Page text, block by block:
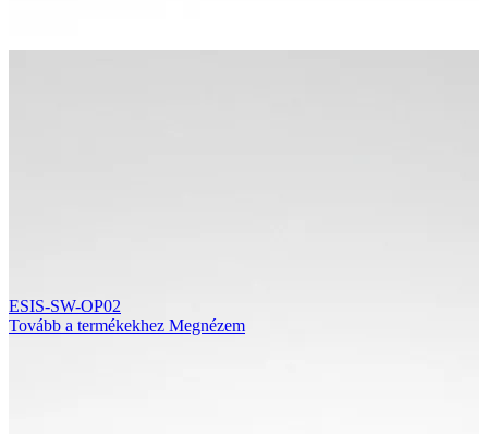
ESIS-SW-OP02
Tovább a termékekhez Megnézem